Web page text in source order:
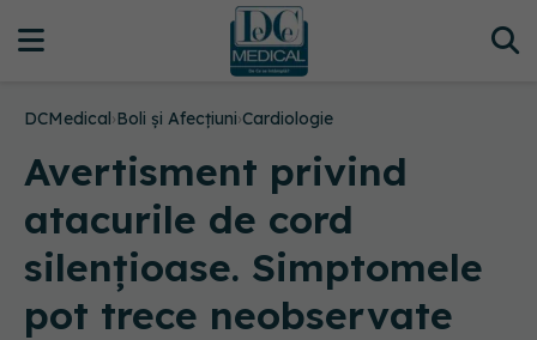
DCMedical›Boli și Afecțiuni›Cardiologie
Avertisment privind
atacurile de cord
silențioase. Simptomele
pot trece neobservate